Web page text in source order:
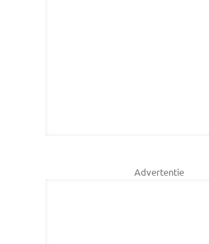
Advertentie